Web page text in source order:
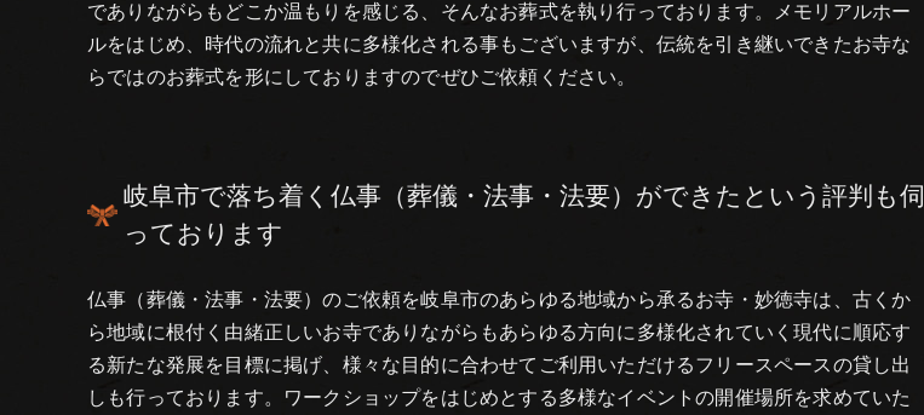
でありながらもどこか温もりを感じる、そんなお葬式を執り行っております。メモリアルホー
ルをはじめ、時代の流れと共に多様化される事もございますが、伝統を引き継いできたお寺な
らではのお葬式を形にしておりますのでぜひご依頼ください。
岐阜市で落ち着く仏事（葬儀・法事・法要）ができたという評判も伺
っております
仏事（葬儀・法事・法要）のご依頼を岐阜市のあらゆる地域から承るお寺・妙徳寺は、古くか
ら地域に根付く由緒正しいお寺でありながらもあらゆる方向に多様化されていく現代に順応す
る新たな発展を目標に掲げ、様々な目的に合わせてご利用いただけるフリースペースの貸し出
しも行っております。ワークショップをはじめとする多様なイベントの開催場所を求めていた